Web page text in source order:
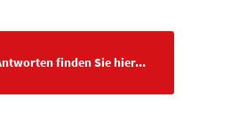
finden Sie hier...